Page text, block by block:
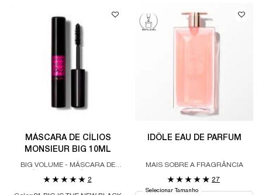
MÁSCARA DE CÍLIOS
MONSIEUR BIG 10ML
BIG VOLUME - MÁSCARA DE
DURAÇÃO
2
IDÔLE EAU DE PARFUM
MAIS SOBRE A FRAGRÂNCIA
27
Selecionar Tamanho